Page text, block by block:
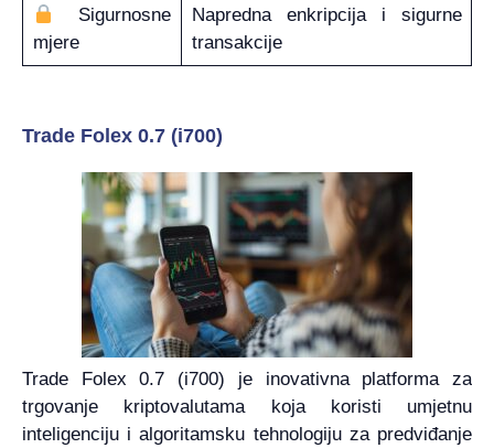
Sigurnosne
mjere
Napredna enkripcija i sigurne
transakcije
Trade Folex 0.7 (i700)
Trade Folex 0.7 (i700) je inovativna platforma za
trgovanje kriptovalutama koja koristi umjetnu
inteligenciju i algoritamsku tehnologiju za predviđanje